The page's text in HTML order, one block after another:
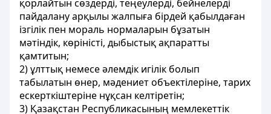
қорлайтын сөздердi, теңеулердi, бейнелердi
пайдалану арқылы жалпыға бірдей қабылдаған
iзгілік пен мораль нормаларын бұзатын
мәтiндiк, көрiнiстi, дыбыстық ақпаратты
қамтитын;
2) ұлттық немесе әлемдiк игiлiк болып
табылатын өнер, мәдениет объектiлеріне, тарих
ескерткіштерiне нұқсан келтiретiн;
3) Қазақстан Республикасының мемлекеттік